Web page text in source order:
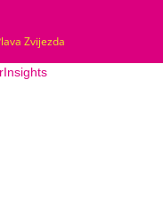
Zvijezda